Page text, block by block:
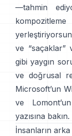
—tahmin
ve “saçaklar”
gibi yaygın
ve doğrusal
Microsoft’un
ve
yazısına bakın.
İnsanların arka